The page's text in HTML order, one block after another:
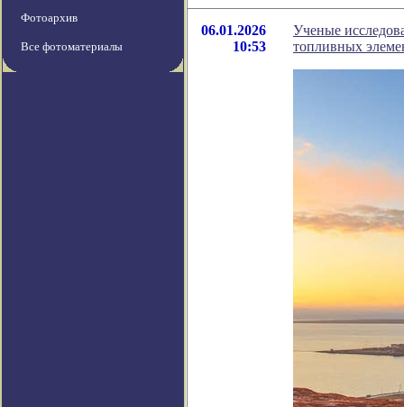
Фотоархив
Все фотоматериалы
06.01.2026
10:53
Ученые
топливных